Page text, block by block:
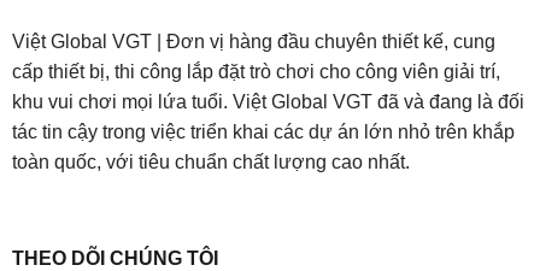
Việt Global VGT | Đơn vị hàng đầu chuyên thiết kế, cung
cấp thiết bị, thi công lắp đặt trò chơi cho công viên giải trí,
khu vui chơi mọi lứa tuổi. Việt Global VGT đã và đang là đối
tác tin cậy trong việc triển khai các dự án lớn nhỏ trên khắp
toàn quốc, với tiêu chuẩn chất lượng cao nhất.
THEO DÕI CHÚNG TÔI